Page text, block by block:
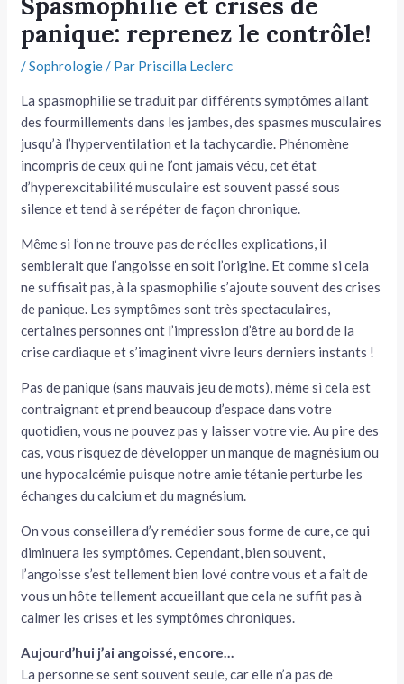
Spasmophilie et crises de
panique: reprenez le contrôle!
/Sophrologie/ Par Priscilla Leclerc
La spasmophilie se traduit par différents symptômes allant
des fourmillements dans les jambes, des spasmes musculaires
jusqu’à l’hyperventilation et la tachycardie. Phénomène
incompris de ceux qui ne l’ont jamais vécu, cet état
d’hyperexcitabilité musculaire est souvent passé sous
silence et tend à se répéter de façon chronique.
Même si l’on ne trouve pas de réelles explications, il
semblerait que l’angoisse en soit l’origine. Et comme si cela
ne suffisait pas, à la spasmophilie s’ajoute souvent des crises
de panique. Les symptômes sont très spectaculaires,
certaines personnes ont l’impression d’être au bord de la
crise cardiaque et s’imaginent vivre leurs derniers instants !
Pas de panique (sans mauvais jeu de mots), même si cela est
contraignant et prend beaucoup d’espace dans votre
quotidien, vous ne pouvez pas y laisser votre vie. Au pire des
cas, vous risquez de développer un manque de magnésium ou
une hypocalcémie puisque notre amie tétanie perturbe les
échanges du calcium et du magnésium.
On vous conseillera d’y remédier sous forme de cure, ce qui
diminuera les symptômes. Cependant, bien souvent,
l’angoisse s’est tellement bien lové contre vous et a fait de
vous un hôte tellement accueillant que cela ne suffit pas à
calmer les crises et les symptômes chroniques.
Aujourd’hui j’ai angoissé, encore…
La personne se sent souvent seule, car elle n’a pas de